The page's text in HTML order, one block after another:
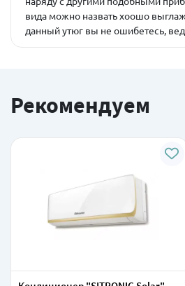
вида можно назвать хоошо
данный утюг вы не ошибетесь,
Рекомендуем